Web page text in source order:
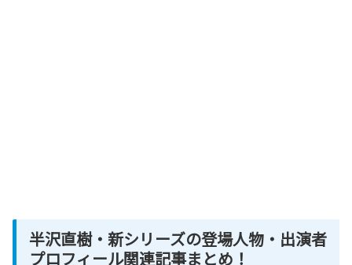
半沢直樹・新シリーズの登場人物・出演者
プロフィール関連記事まとめ！